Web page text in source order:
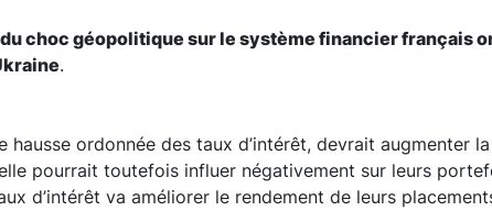
choc géopolitique sur le système financier français
.
hausse ordonnée des taux d’intérêt, devrait augmenter
pourrait toutefois influer négativement sur leurs
d’intérêt va améliorer le rendement de leurs